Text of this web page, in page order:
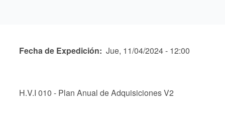
Fecha de Expedición Jue, 11/04/2024 - 12:00
H.V.I 010 - Plan Anual de Adquisiciones V2